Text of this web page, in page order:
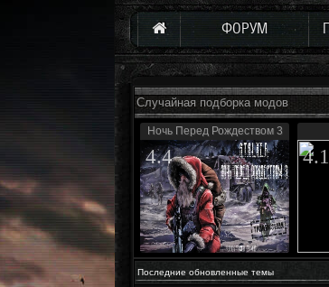
ФОРУМ
Случайная подборка модов
Ночь Перед Рождеством 3
4.4 4.1
Последние обновленные темы